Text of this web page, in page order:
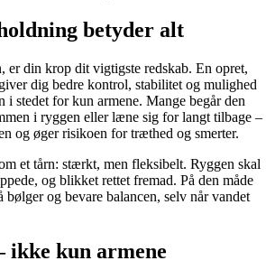
betyder alt
er din krop dit vigtigste redskab. En opret,
dig bedre kontrol, stabilitet og mulighed
i stedet for kun armene. Mange begår den
i ryggen eller læne sig for langt tilbage –
og øger risikoen for træthed og smerter.
et tårn: stærkt, men fleksibelt. Ryggen skal
og blikket rettet fremad. På den måde
bølger og bevare balancen, selv når vandet
ikke kun armene